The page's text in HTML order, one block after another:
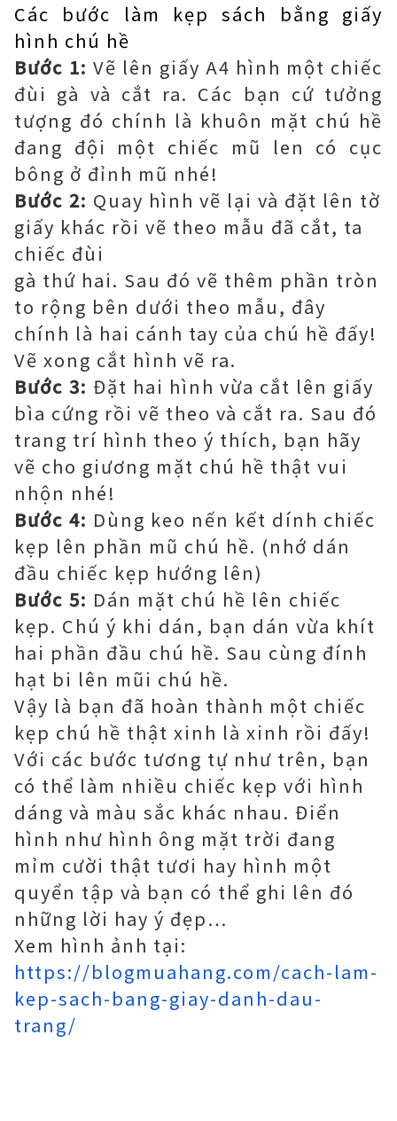
Các bước làm kẹp sách bằng giấy
hình chú hề
Bước 1: Vẽ lên giấy A4 hình một chiếc
đùi gà và cắt ra. Các bạn cứ tưởng
tượng đó chính là khuôn mặt chú hề
đang đội một chiếc mũ len có cục
bông ở đỉnh mũ nhé!
Bước 2: Quay hình vẽ lại và đặt lên tờ
giấy khác rồi vẽ theo mẫu đã cắt, ta
chiếc đùi
gà thứ hai. Sau đó vẽ thêm phần tròn
to rộng bên dưới theo mẫu, đây
chính là hai cánh tay của chú hề đấy!
Vẽ xong cắt hình vẽ ra.
Bước 3: Đặt hai hình vừa cắt lên giấy
bìa cứng rồi vẽ theo và cắt ra. Sau đó
trang trí hình theo ý thích, bạn hãy
vẽ cho giương mặt chú hề thật vui
nhộn nhé!
Bước 4: Dùng keo nến kết dính chiếc
kẹp lên phần mũ chú hề. (nhớ dán
đầu chiếc kẹp hướng lên)
Bước 5: Dán mặt chú hề lên chiếc
kẹp. Chú ý khi dán, bạn dán vừa khít
hai phần đầu chú hề. Sau cùng đính
hạt bi lên mũi chú hề.
Vậy là bạn đã hoàn thành một chiếc
kẹp chú hề thật xinh là xinh rồi đấy!
Với các bước tương tự như trên, bạn
có thể làm nhiều chiếc kẹp với hình
dáng và màu sắc khác nhau. Điển
hình như hình ông mặt trời đang
mỉm cười thật tươi hay hình một
quyển tập và bạn có thể ghi lên đó
những lời hay ý đẹp…
Xem hình ảnh tại:
https://blogmuahang.com/cach-lam-
kep-sach-bang-giay-danh-dau-
trang/